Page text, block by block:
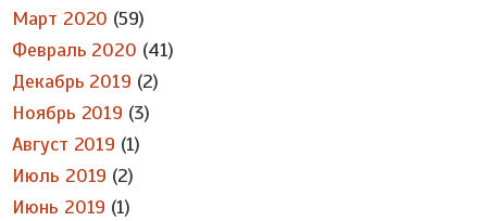
Март 2020 (59)
Февраль 2020 (41)
Декабрь 2019 (2)
Ноябрь 2019 (3)
Август 2019 (1)
Июль 2019 (2)
Июнь 2019 (1)